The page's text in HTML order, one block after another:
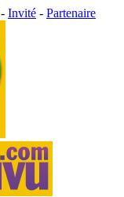
- Invité - Partenaire